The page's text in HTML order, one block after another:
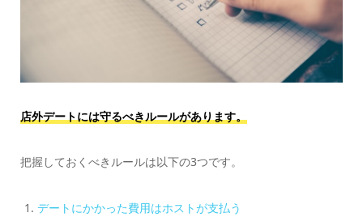
店外デートには守るべきルールがあります。
把握しておくべきルールは以下の3つです。
デートにかかった費用はホストが支払う